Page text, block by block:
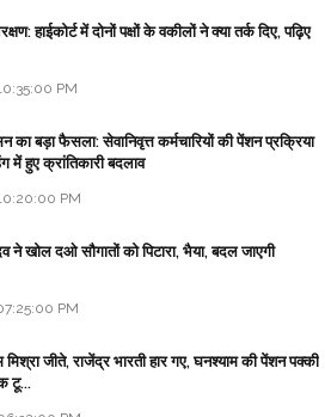
हाईकोर्ट में दोनों पक्षों के वकीलों ने क्या तर्क दिए, पढ़िए
PM
का बड़ा फैसला: सेवानिवृत्त कर्मचारियों की पेंशन प्रक्रिया
में हुए क्रांतिकारी बदलाव
PM
ने खोल दओ सौगातों को पिटारा, भैया, बदल जाएगी
PM
मिश्रा जीते, राजेंद्र भारती हार गए, घनश्याम की पेंशन पक्की
टू...